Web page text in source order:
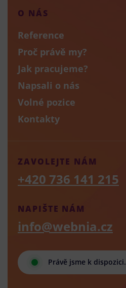
O NÁS
Reference
Proč právě my?
Jak pracujeme?
Napsali o nás
Volné pozice
Kontakty
Právě jsme k dispozici.
NAPIŠTE NÁM
info@webnia.cz
ZAVOLEJTE NÁM
+420 736 141 215